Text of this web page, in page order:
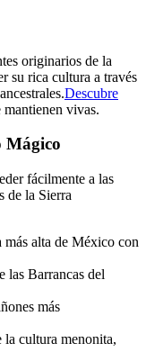
originarios de la
su rica cultura a través
Descubre
mantienen vivas.
Mágico
fácilmente a las
de la Sierra
más alta de México con
las Barrancas del
más
la cultura menonita,